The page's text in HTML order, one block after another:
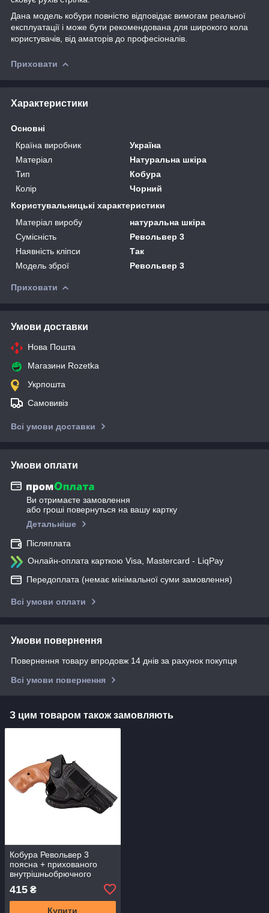
Дана модель кобури повністю відповідає вимогам реальної
експлуатації і може бути рекомендована для широкого кола
користувачів, від аматорів до професіоналів.
Приховати
Характеристики
Основні
Країна виробник
Україна
Матеріал
Натуральна шкіра
Тип
Кобура
Колір
Чорний
Користувальницькі характеристики
Матеріал виробу
натуральна шкіра
Сумісність
Револьвер 3
Наявність кліпси
Так
Модель зброї
Револьвер 3
Приховати
Умови доставки
Нова Пошта
Магазини Rozetka
Укрпошта
Самовивіз
Всі умови доставки
Умови оплати
Ви отримаєте замовлення
або гроші повернуться на вашу картку
Детальніше
Післяплата
Онлайн-оплата карткою Visa, Mastercard - LiqPay
Передоплата (немає мінімальної суми замовлення)
Всі умови оплати
Умови повернення
Повернення товару впродовж 14 днів за рахунок покупця
Всі умови повернення
З цим товаром також замовляють
Кобура Револьвер 3
поясна + прихованого
внутрішньобрючного
кліпсою, шкіра, чорна
415 ₴
Купити